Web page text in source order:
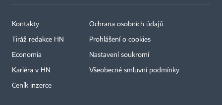
Kontakty
Tiráž redakce HN
Economia
Kariéra v HN
Ceník inzerce
Ochrana osobních údajů
Prohlášení o cookies
Nastavení soukromí
Všeobecné smluvní podmínky